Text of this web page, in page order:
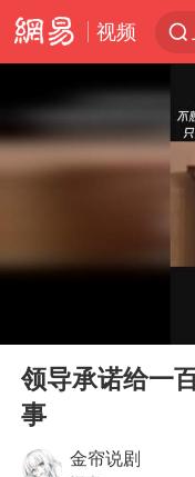
视频
Play
领导承诺给一
事
金帘说剧